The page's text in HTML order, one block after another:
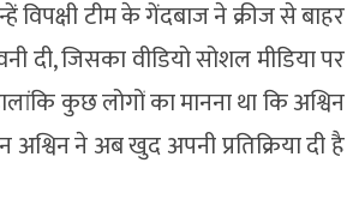
विपक्षी टीम के गेंदबाज ने क्रीज से बाहर
दी, जिसका वीडियो सोशल मीडिया पर
कुछ लोगों का मानना था कि अश्विन
ने अब खुद अपनी प्रतिक्रिया दी है